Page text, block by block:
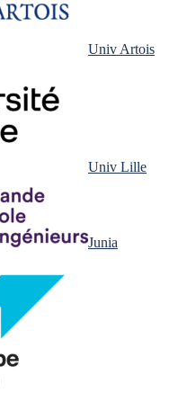
Univ Artois
Univ Lille
Junia